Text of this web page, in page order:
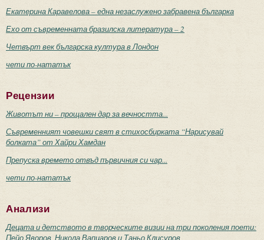
Екатерина Каравелова – една незаслужено забравена българка
Ехо от съвременната бразилска литература – 2
Четвърт век българска култура в Лондон
чети по-нататък
Рецензии
Животът ни – прощален дар за вечността...
Съвременният човешки свят в стихосбирката “Нарисувай
болката” от Хайри Хамдан
Препуска времето отвъд първичния си чар...
чети по-нататък
Анализи
Децата и детството в творческите визии на три поколения поети:
Пейо Яворов, Никола Вапцаров и Таньо Клисуров